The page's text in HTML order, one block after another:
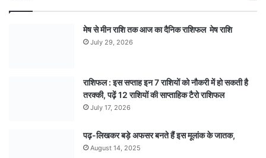
मेष से मीन राशि तक आज का दैनिक राशिफल मेष राशि
July 29, 2026
राशिफल : इस सप्ताह इन 7 राशियों को नौकरी में हो सकती है
तरक्की, पढ़ें 12 राशियों की साप्ताहिक टैरो राशिफल
July 17, 2026
पढ़-लिखकर बड़े अफसर बनते हैं इस मूलांक के जातक,
August 14, 2025